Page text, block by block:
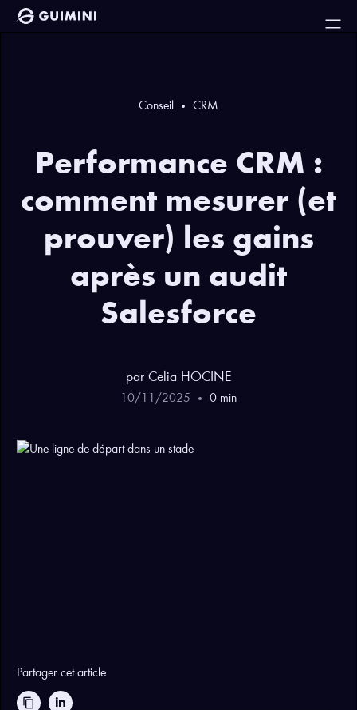
Conseil CRM
Performance CRM :
comment mesurer (et
prouver) les gains
après un audit
Salesforce
par Celia HOCINE
10/ /2025 0 min
Partager cet article
content_copy